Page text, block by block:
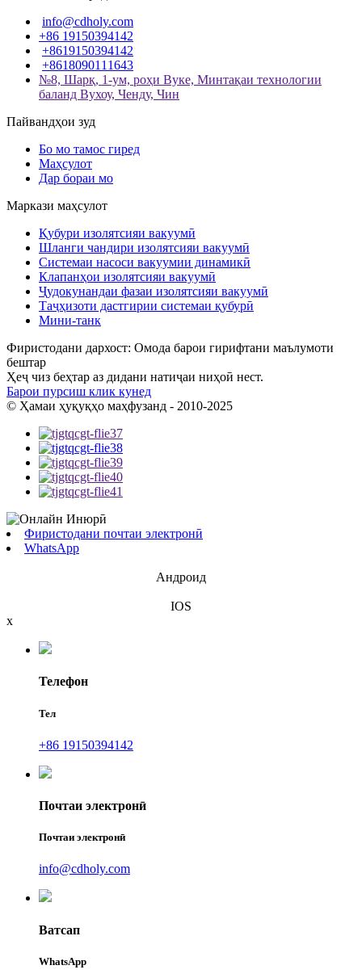
info@cdholy.com
+86 19150394142
+8619150394142
+8618090111643
№8, Шарқ, 1-ум, роҳи Вуке, Минтақаи технологии
баланд Вухоу, Ченду, Чин
Пайвандҳои зуд
Бо мо тамос гиред
Маҳсулот
Дар бораи мо
Маркази маҳсулот
Қубури изолятсияи вакуумӣ
Шланги чандири изолятсияи вакуумӣ
Системаи насоси вакуумии динамикӣ
Клапанҳои изолятсияи вакуумӣ
Ҷудокунандаи фазаи изолятсияи вакуумӣ
Таҷҳизоти дастгирии системаи қубурӣ
Мини-танк
Фиристодани дархост: Омода барои гирифтани маълумоти
бештар
Ҳеҷ чиз беҳтар аз дидани натиҷаи ниҳоӣ нест.
Барои пурсиш клик кунед
© Ҳамаи ҳуқуқҳо маҳфузанд - 2010-2025
Фиристодани почтаи электронӣ
WhatsApp
Андроид
IOS
x
Телефон
Тел
+86 19150394142
Почтаи электронӣ
Почтаи электронӣ
info@cdholy.com
Ватсап
WhatsApp